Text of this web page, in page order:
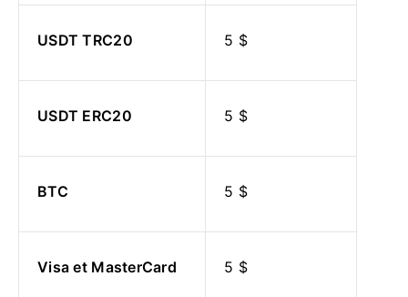
USDT TRC20 5 $
USDT ERC20 5 $
BTC 5 $
Visa et MasterCard 5 $